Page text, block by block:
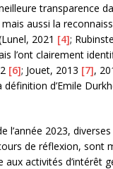
transparence
aussi la
2021 [4];
l’ont clairement
[6]; Jouet, 2013 [7],
définition d’Emile
l’année 2023,
de réflexion, sont
aux activités d’intérêt